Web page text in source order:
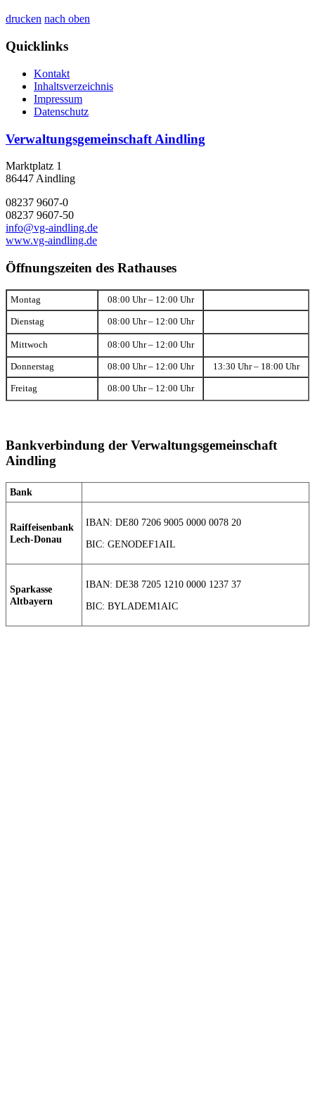
drucken nach oben
Quicklinks
Kontakt
Inhaltsverzeichnis
Impressum
Datenschutz
Verwaltungsgemeinschaft Aindling
Marktplatz 1
86447 Aindling
08237 9607-0
08237 9607-50
info@vg-aindling.de
www.vg-aindling.de
Öffnungszeiten des Rathauses
Montag 08:00 Uhr – 12:00 Uhr
Dienstag 08:00 Uhr – 12:00 Uhr
Mittwoch 08:00 Uhr – 12:00 Uhr
Donnerstag 08:00 Uhr – 12:00 Uhr 13:30 Uhr – 18:00 Uhr
Freitag 08:00 Uhr – 12:00 Uhr
Bankverbindung der Verwaltungsgemeinschaft
Aindling
Bank
Raiffeisenbank
Lech-Donau
IBAN: DE80 7206 9005 0000 0078 20
BIC: GENODEF1AIL
Sparkasse
Altbayern
IBAN: DE38 7205 1210 0000 1237 37
BIC: BYLADEM1AIC